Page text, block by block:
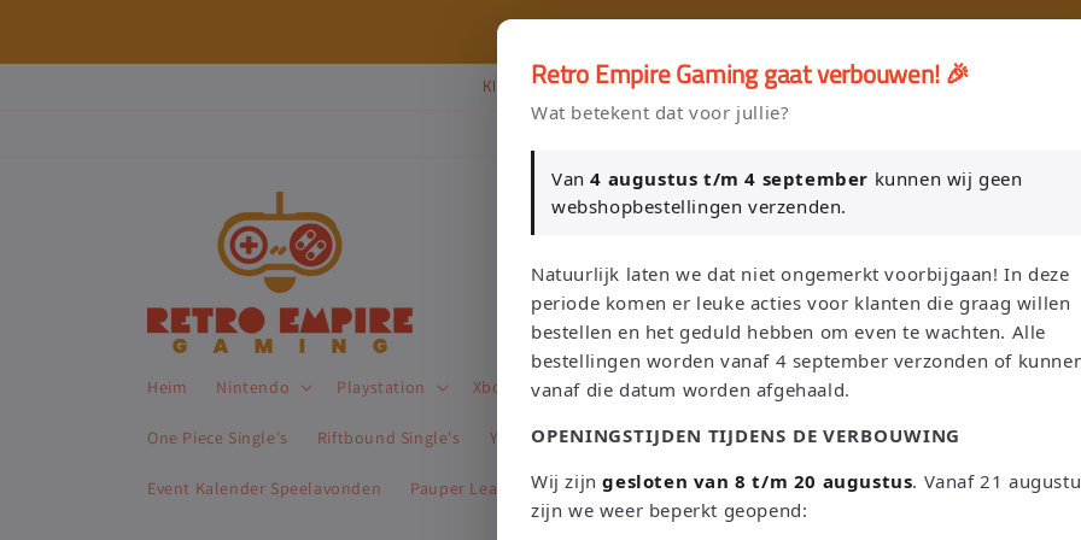
Klik Hier en Verkoop je Game of TCG collectie aan Retro Empire →
Heim Nintendo Playstation Xbox Sega Atari Trading Card Games
One Piece Single's Riftbound Single's Yu-Gi-Oh! Single's Funko Pop! Bordspellen Sale!
Event Kalender Speelavonden Pauper League Leaderboard
L
a
n
d
R
e
g
Niederlande | EUR €
S
p
r
a
h
e
Deutsch Suchen
Retro Empire Gaming gaat verbouwen! 🎉
Wat betekent dat voor jullie?
Van4 augustus t/m 4 september kunnen wij geen
webshopbestellingen verzenden.
Natuurlijk laten we dat niet ongemerkt voorbijgaan! In deze
periode komen er leuke acties voor klanten die graag willen
bestellen en het geduld hebben om even te wachten. Alle
bestellingen worden vanaf 4 september verzonden of
vanaf die datum worden afgehaald.
OPENINGSTIJDEN TIJDENS DE VERBOUWING
Wij zijngesloten van 8 t/m 20 augustus. Vanaf 21
zijn we weer beperkt geopend: